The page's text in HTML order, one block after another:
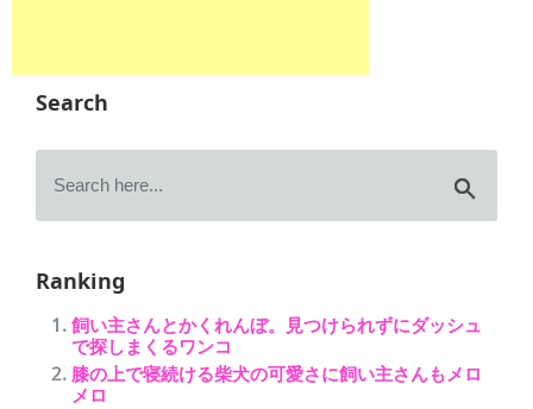
Search
Ranking
飼い主さんとかくれんぼ。見つけられずにダッシュ
で探しまくるワンコ
膝の上で寝続ける柴犬の可愛さに飼い主さんもメロ
メロ